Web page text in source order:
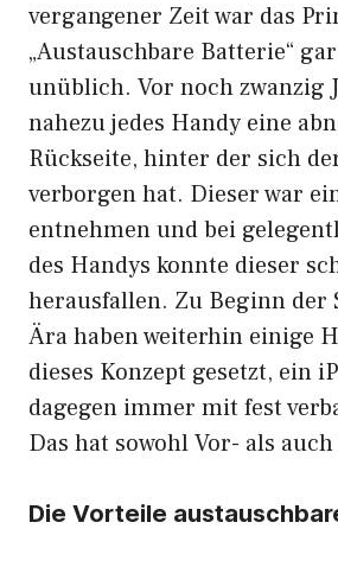
vergangener Zeit war das
„Austauschbare Batterie“
unüblich. Vor noch zwanzig
nahezu jedes Handy eine
Rückseite, hinter der sich
verborgen hat. Dieser war
entnehmen und bei
des Handys konnte dieser
herausfallen. Zu Beginn der
Ära haben weiterhin einige
dieses Konzept gesetzt, ein
dagegen immer mit fest
Das hat sowohl Vor- als
Die Vorteile